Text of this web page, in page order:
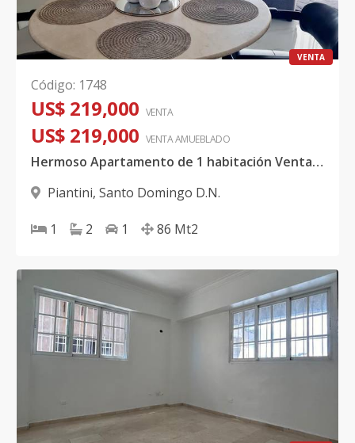
VENTA
Código: 1748
US$ 219,000 VENTA
US$ 219,000 VENTA AMUEBLADO
Hermoso Apartamento de 1 habitación Venta Amueblado, Piantini
Piantini, Santo Domingo D.N.
1 2 1 86 Mt2